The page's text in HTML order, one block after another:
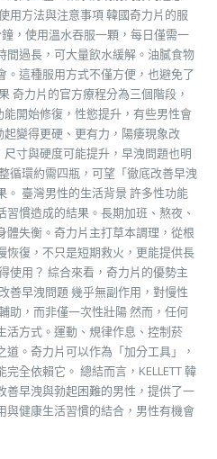
用方法與注意事項 韓國奇力片的服
，使用溫水吞服一顆，每日僅需一
間過長，可大量飲水緩解。油膩食物
。這種服用方式不僅方便，也避免了
奇力片的官方療程分為三個階段，
開始修復，性慾提升，有些男性會
變得更硬、更有力，陽痿現象改
寸與硬度可能提升，早洩問題也明
循環約需四瓶，可望「徹底改善早洩
臺灣男性的生活背景 許多性功能
慣造成的結果。長期加班、熬夜、
體失衡。奇力片主打草本調理，從根
恢復，不只是短期救火，更能提供長
使用？ 綜合來看，奇力片的優勢主
善早洩問題 幾乎無副作用，對慢性
助，而非僅一次性壯陽 然而，任何
活方式。運動、規律作息、控制菸
。奇力片可以作為「加分工具」，
全依賴它。 總結而言，KELLETT 韓
善早洩與勃起困難的男性，提供了一
與健康生活習慣的結合，男性有機會